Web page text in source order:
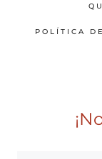
POLÍTICA